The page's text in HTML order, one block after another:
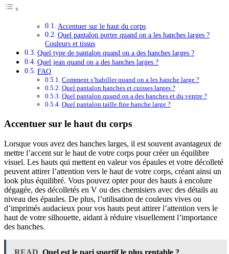
Accentuer sur le haut du corps
Quel pantalon porter quand on a les hanches larges ?
Couleurs et tissus
Quel type de pantalon quand on a des hanches larges ?
Quel jean quand on a des hanches larges ?
FAQ
Comment s’habiller quand on a les hanche large ?
Quel pantalon hanches et cuisses larges ?
Quel pantalon quand on a des hanches et du ventre ?
Quel pantalon taille fine hanche large ?
Accentuer sur le haut du corps
Lorsque vous avez des hanches larges, il est souvent avantageux de
mettre l’accent sur le haut de votre corps pour créer un équilibre
visuel. Les hauts qui mettent en valeur vos épaules et votre décolleté
peuvent attirer l’attention vers le haut de votre corps, créant ainsi un
look plus équilibré. Vous pouvez opter pour des hauts à encolure
dégagée, des décolletés en V ou des chemisiers avec des détails au
niveau des épaules. De plus, l’utilisation de couleurs vives ou
d’imprimés audacieux pour vos hauts peut attirer l’attention vers le
haut de votre silhouette, aidant à réduire visuellement l’importance
des hanches.
READ Quel est le pari sportif le plus rentable ?